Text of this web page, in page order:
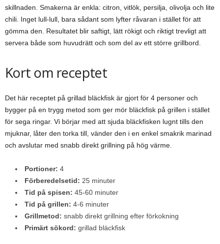
skillnaden. Smakerna är enkla: citron, vitlök, persilja, olivolja och lite
chili. Inget lull-lull, bara sådant som lyfter råvaran i stället för att
gömma den. Resultatet blir saftigt, lätt rökigt och riktigt trevligt att
servera både som huvudrätt och som del av ett större grillbord.
Kort om receptet
Det här receptet på grillad bläckfisk är gjort för 4 personer och
bygger på en trygg metod som ger mör bläckfisk på grillen i stället
för sega ringar. Vi börjar med att sjuda bläckfisken lugnt tills den
mjuknar, låter den torka till, vänder den i en enkel smakrik marinad
och avslutar med snabb direkt grillning på hög värme.
Portioner: 4
Förberedelsetid: 25 minuter
Tid på spisen: 45-60 minuter
Tid på grillen: 4-6 minuter
Grillmetod: snabb direkt grillning efter förkokning
Primärt sökord: grillad bläckfisk